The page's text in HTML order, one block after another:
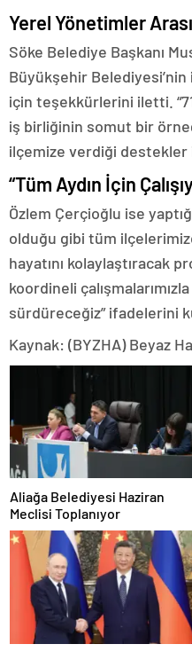
Yerel Yönetimler
Söke Belediye Başkanı
Büyükşehir Belediyesi’nin
için teşekkürlerini iletti.
iş birliğinin somut bir
ilçemize verdiği destekler
“Tüm Aydın İçin
Özlem Çerçioğlu ise
olduğu gibi tüm
hayatını kolaylaştıracak
koordineli çalışmalarımızla
sürdüreceğiz” ifadelerini
Kaynak: (BYZHA) Beyaz
Aliağa Belediyesi Haziran
Meclisi Toplanıyor